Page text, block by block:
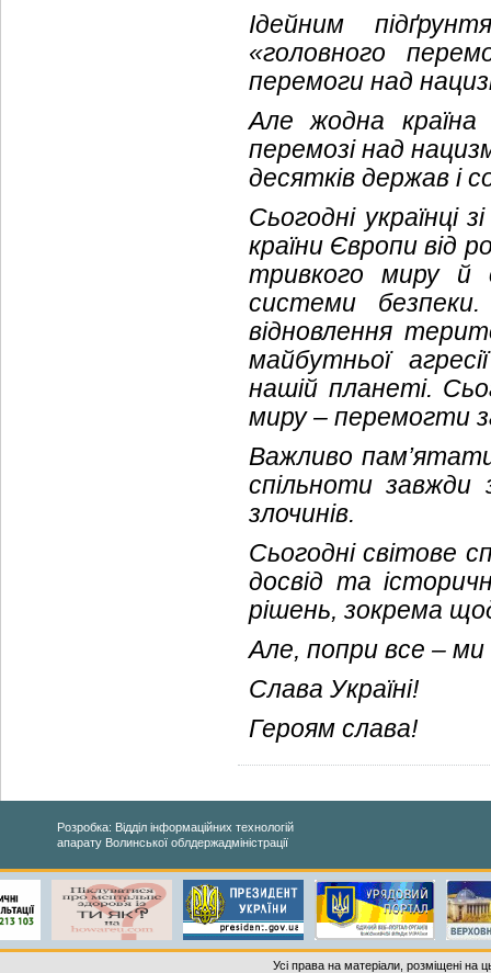
Ідейним
«головного
перемоги над
Але жодна
перемозі над
десятків держав і
Сьогодні українці
країни Європи від
тривкого миру й
системи
відновлення
майбутньої
нашій планеті.
миру – перемогти
Важливо
спільноти завжди
злочинів.
Сьогодні світове
досвід та
рішень, зокрема
Але, попри все –
Слава Україні!
Героям слава!
Розробка: Відділ інформаційних технологій
апарату Волинської облдержадміністрації
Усі права на матеріали, розміщені на